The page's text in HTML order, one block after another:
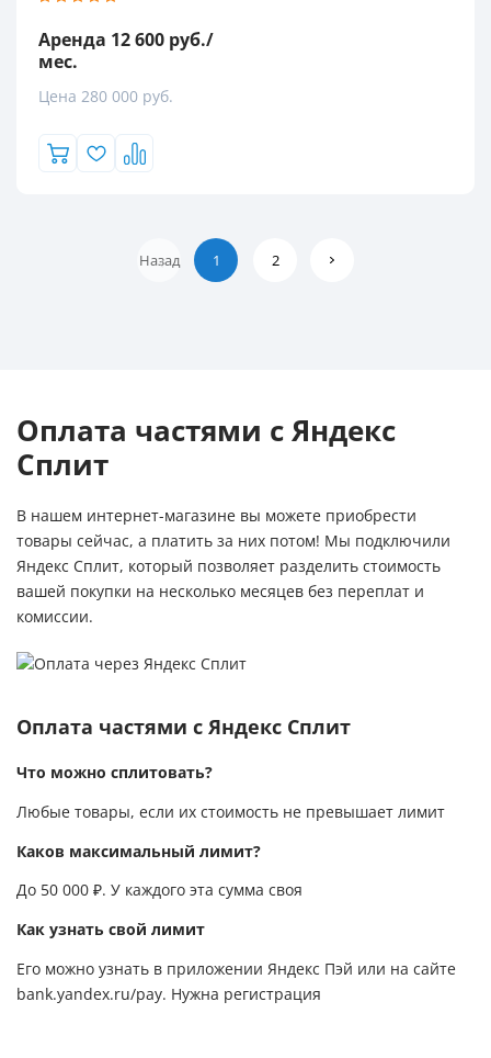
Аренда 12 600 руб./
мес.
Цена 280 000 руб.
Назад 1 2
Оплата частями с Яндекс
Сплит
В нашем интернет-магазине вы можете приобрести
товары сейчас, а платить за них потом! Мы подключили
Яндекс Сплит, который позволяет разделить стоимость
вашей покупки на несколько месяцев без переплат и
комиссии.
Оплата частями с Яндекс Сплит
Что можно сплитовать?
Любые товары, если их стоимость не превышает лимит
Каков максимальный лимит?
До 50 000 ₽. У каждого эта сумма своя
Как узнать свой лимит
Его можно узнать в приложении Яндекс Пэй или на сайте
bank.yandex.ru/pay. Нужна регистрация